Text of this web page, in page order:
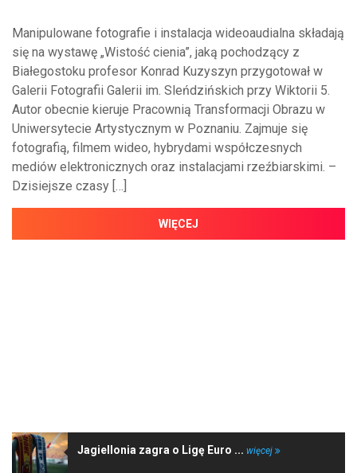
Manipulowane fotografie i instalacja wideoaudialna składają
się na wystawę „Wistość cienia”, jaką pochodzący z
Białegostoku profesor Konrad Kuzyszyn przygotował w
Galerii Fotografii Galerii im. Sleńdzińskich przy Wiktorii 5.
Autor obecnie kieruje Pracownią Transformacji Obrazu w
Uniwersytecie Artystycznym w Poznaniu. Zajmuje się
fotografią, filmem wideo, hybrydami współczesnych
mediów elektronicznych oraz instalacjami rzeźbiarskimi. –
Dzisiejsze czasy […]
WIĘCEJ
Jagiellonia zagra o Ligę Euro ... więcej